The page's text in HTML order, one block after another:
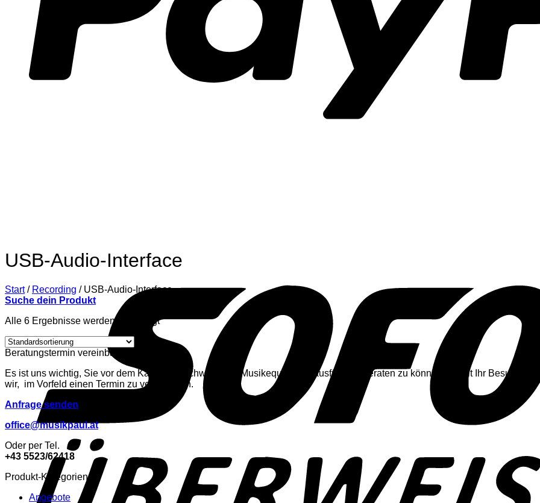
USB-Audio-Interface
Start / Recording /USB-Audio-Interface
Suche dein Produkt
Alle 6 Ergebnisse werden angezeigt
Beratungstermin vereinbaren
Es ist uns wichtig, Sie vor dem Kauf von hochwertigem Musikequipment ausführlich beraten zu können. Damit Ihr Besuch
wir, im Vorfeld einen Termin zu vereinbaren.
Anfrage senden
office@musikpaul.at
Oder per Tel.
+43 5523/62418
Produkt-Kategorien
Angebote